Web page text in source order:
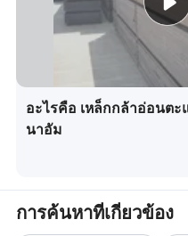
อะไรคือ เหล็กกล้าอ่อนต
นาอัม
การค้นหาที่เกี่ยวข้อง